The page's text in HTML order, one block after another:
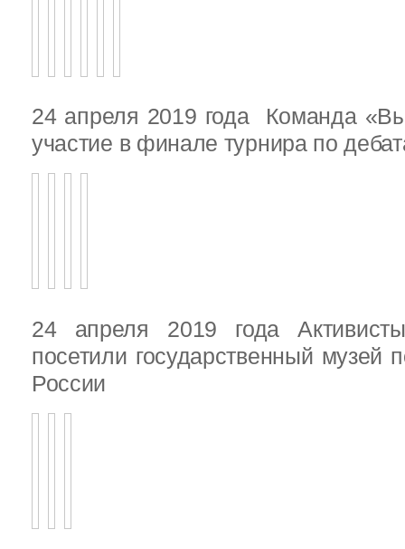
24 апреля 2019 года Команда
участие в финале турнира по
24 апреля 2019 года
посетили государственный музей
России